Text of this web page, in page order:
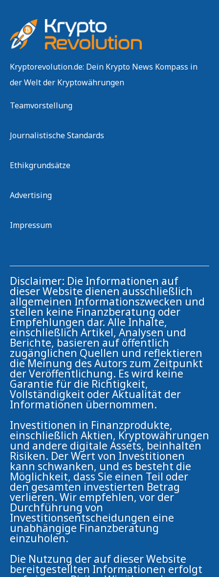
Kryptorevolution.de: Dein Krypto News Kompass in
der Welt der Kryptowährungen
Teamvorstellung
Journalistische Standards
Ethikgrundsätze
Advertising
Impressum
Disclaimer: Die Informationen auf
dieser Website dienen ausschließlich
allgemeinen Informationszwecken und
stellen keine Finanzberatung oder
Empfehlungen dar. Alle Inhalte,
einschließlich Artikel, Analysen und
Berichte, basieren auf öffentlich
zugänglichen Quellen und reflektieren
die Meinung des Autors zum Zeitpunkt
der Veröffentlichung. Es wird keine
Garantie für die Richtigkeit,
Vollständigkeit oder Aktualität der
Informationen übernommen.
Investitionen in Finanzprodukte,
einschließlich Aktien, Kryptowährungen
und andere digitale Assets, beinhalten
Risiken. Der Wert von Investitionen
kann schwanken, und es besteht die
Möglichkeit, dass Sie einen Teil oder
den gesamten investierten Betrag
verlieren. Wir empfehlen, vor der
Durchführung von
Investitionsentscheidungen eine
unabhängige Finanzberatung
einzuholen.
Die Nutzung der auf dieser Website
bereitgestellten Informationen erfolgt